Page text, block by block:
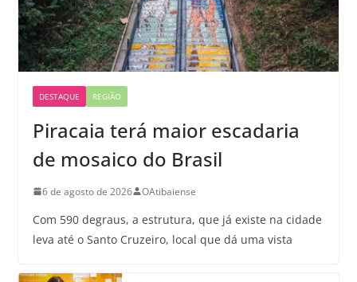
DESTAQUE REGIÃO
Piracaia terá maior escadaria
de mosaico do Brasil
6 de agosto de 2026 OAtibaiense
Com 590 degraus, a estrutura, que já existe na cidade
leva até o Santo Cruzeiro, local que dá uma vista